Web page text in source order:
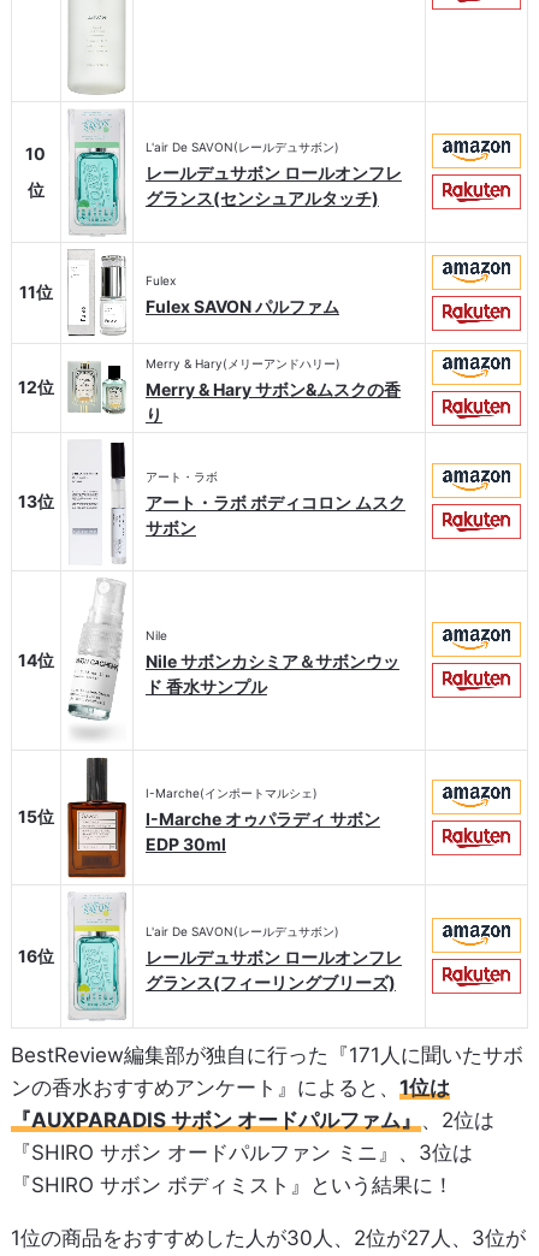
10
位
L'air De SAVON(レールデュサボン)
レールデュサボン ロールオンフレ
グランス(センシュアルタッチ)
11位
Fulex
Fulex SAVON パルファム
12位
Merry & Hary(メリーアンドハリー)
Merry & Hary サボン&ムスクの香
り
13位
アート・ラボ
アート・ラボ ボディコロン ムスク
サボン
14位
Nile
Nile サボンカシミア＆サボンウッ
ド 香水サンプル
15位
I-Marche(インポートマルシェ)
I-Marche オゥパラディ サボン
EDP 30ml
16位
L'air De SAVON(レールデュサボン)
レールデュサボン ロールオンフレ
グランス(フィーリングブリーズ)
BestReview編集部が独自に行った『171人に聞いたサボ
ンの香水おすすめアンケート』によると、 1位は
『AUXPARADIS サボン オードパルファム』 、2位は
『SHIRO サボン オードパルファン ミニ』、3位は
『SHIRO サボン ボディミスト』という結果に！
1位の商品をおすすめした人が30人、2位が27人、3位が